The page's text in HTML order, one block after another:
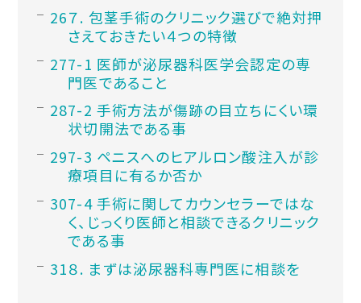
７. 包茎手術のクリニック選びで絶対押
さえておきたい４つの特徴
7-1 医師が泌尿器科医学会認定の専
門医であること
7-2 手術方法が傷跡の目立ちにくい環
状切開法である事
7-3 ペニスへのヒアルロン酸注入が診
療項目に有るか否か
7-4 手術に関してカウンセラーではな
く、じっくり医師と相談できるクリニック
である事
８. まずは泌尿器科専門医に相談を